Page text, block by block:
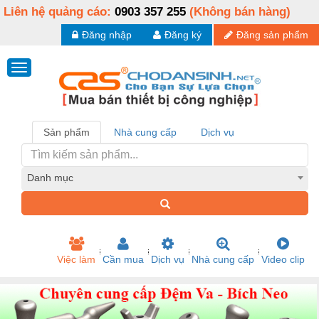
Liên hệ quảng cáo: 0903 357 255 (Không bán hàng)
Đăng sản phẩm
Đăng ký
Đăng nhập
Sản phẩm Nhà cung cấp Dịch vụ
Danh mục
Việc làm Cần mua Dịch vụ Nhà cung cấp Video clip